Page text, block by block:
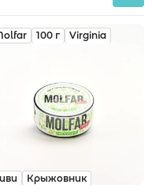
100 г Virginia
Крыжовник